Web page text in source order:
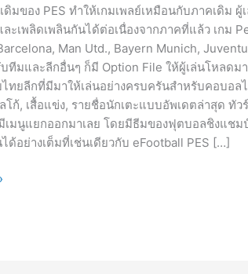
ดิมของ PES ทำให้เกมเพลย์เหมือนกับภาคเดิม
ละเพลิดเพลินกันได้ต่อเนื่องจากภาคที่แล้ว เกม
Man Utd., Bayern Munich,
ทีมและลีกอื่นๆ ก็มี Option File ให้ผู้เล่นโหลดม
ไทยลีกที่มีมาให้เล่นอย่างครบครันสำหรับคอบอ
โก้, เสื้อแข่ง, รายชื่อนักเตะแบบอัพเดตล่าสุด ทั
เมนูแยกออกมาเลย โดยมีธีมของฟุตบอลชิงแชม
ด้อย่างเต็มที่เช่นเดียวกับ eFootball PES […]